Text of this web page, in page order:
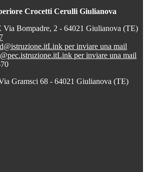
Crocetti Cerulli Giulianova
Bompadre, 2 - 64021 Giulianova (TE)
Link per inviare una mail
Link per inviare una mail
Gramsci 68 - 64021 Giulianova (TE)